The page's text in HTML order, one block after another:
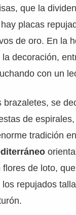
que la
placas
de oro. En la
decoración,
con un
brazaletes, se
de
tradición
de loto,
repujados